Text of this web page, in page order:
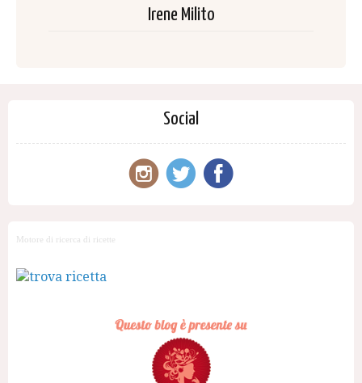
Irene Milito
Social
Motore di ricerca di ricette